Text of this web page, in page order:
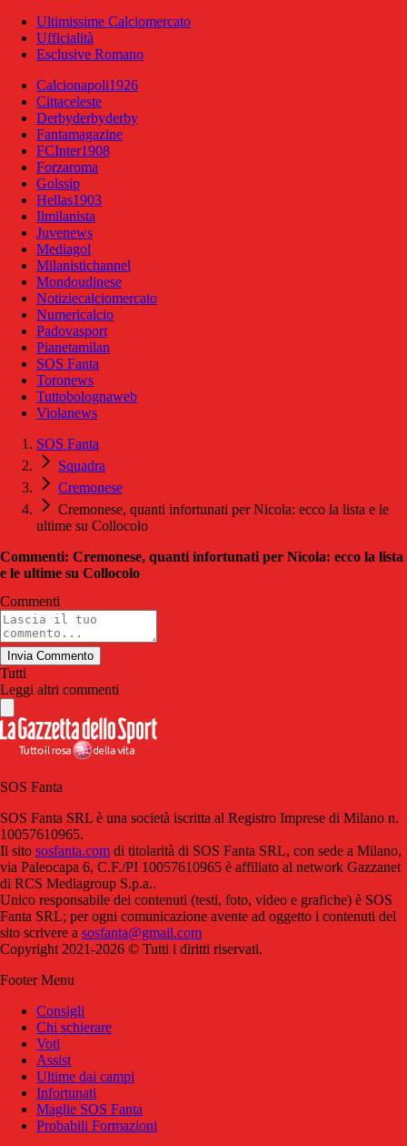
Ultimissime Calciomercato
Ufficialità
Esclusive Romano
Calcionapoli1926
Cittaceleste
Derbyderbyderby
Fantamagazine
FCInter1908
Forzaroma
Golssip
Hellas1903
Ilmilanista
Juvenews
Mediagol
Milanistichannel
Mondoudinese
Notiziecalciomercato
Numericalcio
Padovasport
Pianetamilan
SOS Fanta
Toronews
Tuttobolognaweb
Violanews
SOS Fanta
Squadra
Cremonese
Cremonese, quanti infortunati per Nicola: ecco la lista e le
ultime su Collocolo
Commenti: Cremonese, quanti infortunati per Nicola: ecco la lista
e le ultime su Collocolo
Commenti
Invia Commento
Tutti
Leggi altri commenti
SOS Fanta
SOS Fanta SRL è una società iscritta al Registro Imprese di Milano n.
10057610965.
Il sito sosfanta.com di titolarità di SOS Fanta SRL, con sede a Milano,
via Paleocapa 6, C.F./PI 10057610965 è affiliato al network Gazzanet
di RCS Mediagroup S.p.a..
Unico responsabile dei contenuti (testi, foto, video e grafiche) è SOS
Fanta SRL; per ogni comunicazione avente ad oggetto i contenuti del
sito scrivere a sosfanta@gmail.com
Copyright 2021-2026 © Tutti i diritti riservati.
Footer Menu
Consigli
Chi schierare
Voti
Assist
Ultime dai campi
Infortunati
Maglie SOS Fanta
Probabili Formazioni